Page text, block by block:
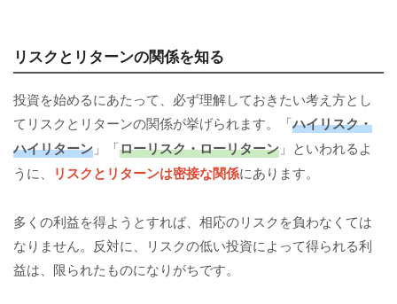
リスクとリターンの関係を知る
投資を始めるにあたって、必ず理解しておきたい考え方とし
てリスクとリターンの関係が挙げられます。「ハイリスク・
ハイリターン 」「ローリスク・ローリターン 」といわれるよ
うに、
リスクとリターンは密接な関係にあります。
多くの利益を得ようとすれば、相応のリスクを負わなくては
なりません。反対に、リスクの低い投資によって得られる利
益は、限られたものになりがちです。